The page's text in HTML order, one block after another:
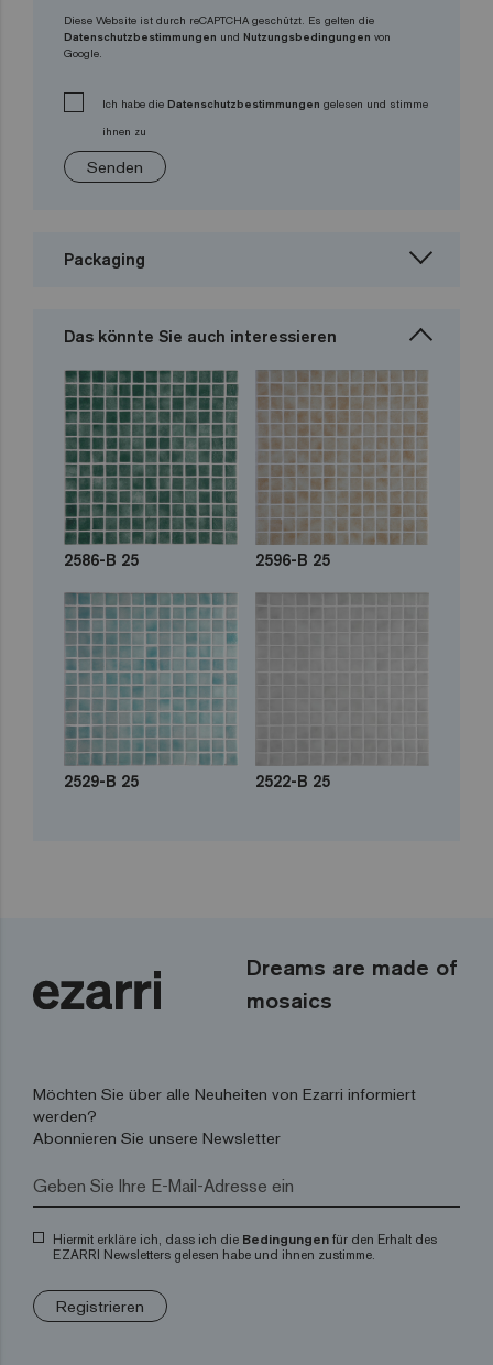
Diese Website ist durch reCAPTCHA geschützt. Es gelten die
Datenschutzbestimmungen und Nutzungsbedingungen von
Google.
Ich habe die Datenschutzbestimmungen gelesen und stimme
ihnen zu
Senden
Packaging
Das könnte Sie auch interessieren
2586-B 25 2596-B 25
2529-B 25 2522-B 25
Dreams are made of
mosaics
Möchten Sie über alle Neuheiten von Ezarri informiert
werden?
Abonnieren Sie unsere Newsletter
Hiermit erkläre ich, dass ich die Bedingungen für den Erhalt des
EZARRI Newsletters gelesen habe und ihnen zustimme.
Registrieren